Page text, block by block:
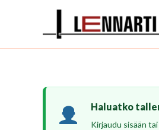
Haluatko
Kirjaudu sisään